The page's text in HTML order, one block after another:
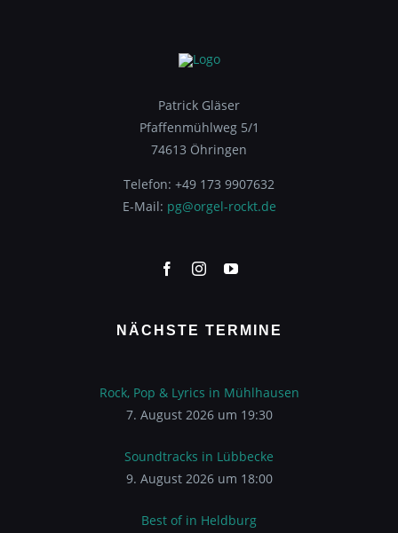
NÄCHSTE TERMINE
Rock, Pop & Lyrics in Mühlhausen
7. August 2026 um 19:30
Soundtracks in Lübbecke
9. August 2026 um 18:00
Best of in Heldburg
Patrick Gläser
Pfaffenmühlweg 5/1
74613 Öhringen
Telefon: +49 173 9907632
E-Mail: pg@orgel-rockt.de